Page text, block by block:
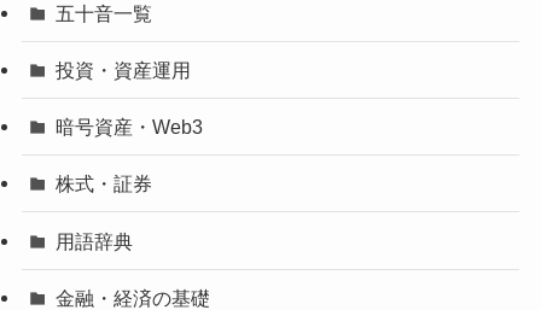
五十音一覧
投資・資産運用
暗号資産・Web3
株式・証券
用語辞典
金融・経済の基礎